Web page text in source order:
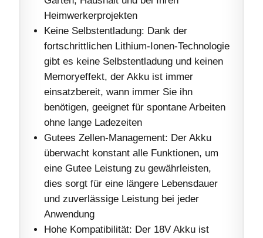
Heimwerkerprojekten
Keine Selbstentladung: Dank der
fortschrittlichen Lithium-Ionen-Technologie
gibt es keine Selbstentladung und keinen
Memoryeffekt, der Akku ist immer
einsatzbereit, wann immer Sie ihn
benötigen, geeignet für spontane Arbeiten
ohne lange Ladezeiten
Gutees Zellen-Management: Der Akku
überwacht konstant alle Funktionen, um
eine Gutee Leistung zu gewährleisten,
dies sorgt für eine längere Lebensdauer
und zuverlässige Leistung bei jeder
Anwendung
Hohe Kompatibilität: Der 18V Akku ist